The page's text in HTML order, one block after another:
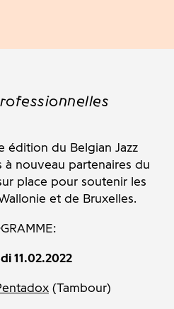
édition du Belgian Jazz
à nouveau partenaires du
place pour soutenir les
et de Bruxelles.
11.02.2022
(Tambour)